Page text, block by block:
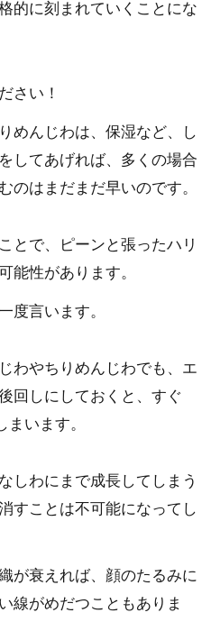
的に刻まれていくことにな
さい！
めんじわは、保湿など、し
してあげれば、多くの場合
のはまだまだ早いのです。
とで、ピーンと張ったハリ
能性があります。
度言います。
わやちりめんじわでも、エ
回しにしておくと、すぐ
まいます。
しわにまで成長してしまう
すことは不可能になってし
が衰えれば、顔のたるみに
線がめだつこともありま